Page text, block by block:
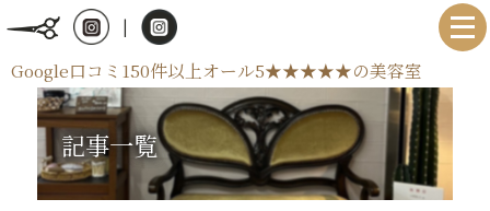
|
Google口コミ150件以上オール5★★★★★の美容室
記事一覧